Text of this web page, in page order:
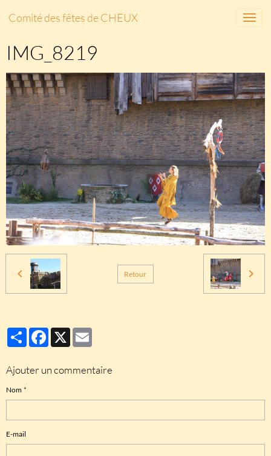
Comité des fêtes de CHEUX
IMG_8219
Retour
PartagerFacebook
X
Ajouter un commentaire
Nom
E-mail